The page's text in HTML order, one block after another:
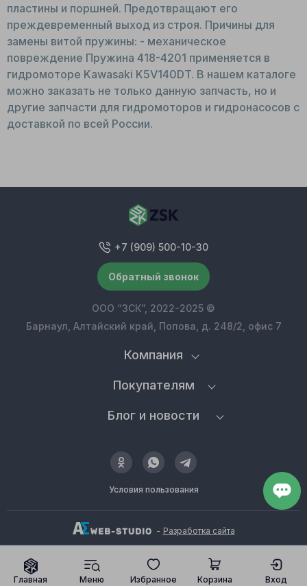
пластины и поршней. Предотвращают его
преждевременный выход из строя. Причины для
замены витой пружины: - механическое
повреждение Пружина 418-4201 применяется в
гидромоторе Kawasaki K5V140DT. В нашем каталоге
можно заказать не только данную запчасть, но и
другие запчасти для гидромоторов и гидронасосов с
доставкой по всей России.
Условия пользования
Компания
Покупателям
Блог и новости
+7 (909) 500-10-30
Обратный звонок
ООО “ЗСК”, 2022-2025 ©
Барнаул, Алтайский край, Попова, д. 248/2, офис 7
- Разработка сайта
Главная Меню Избранное Корзина Вход